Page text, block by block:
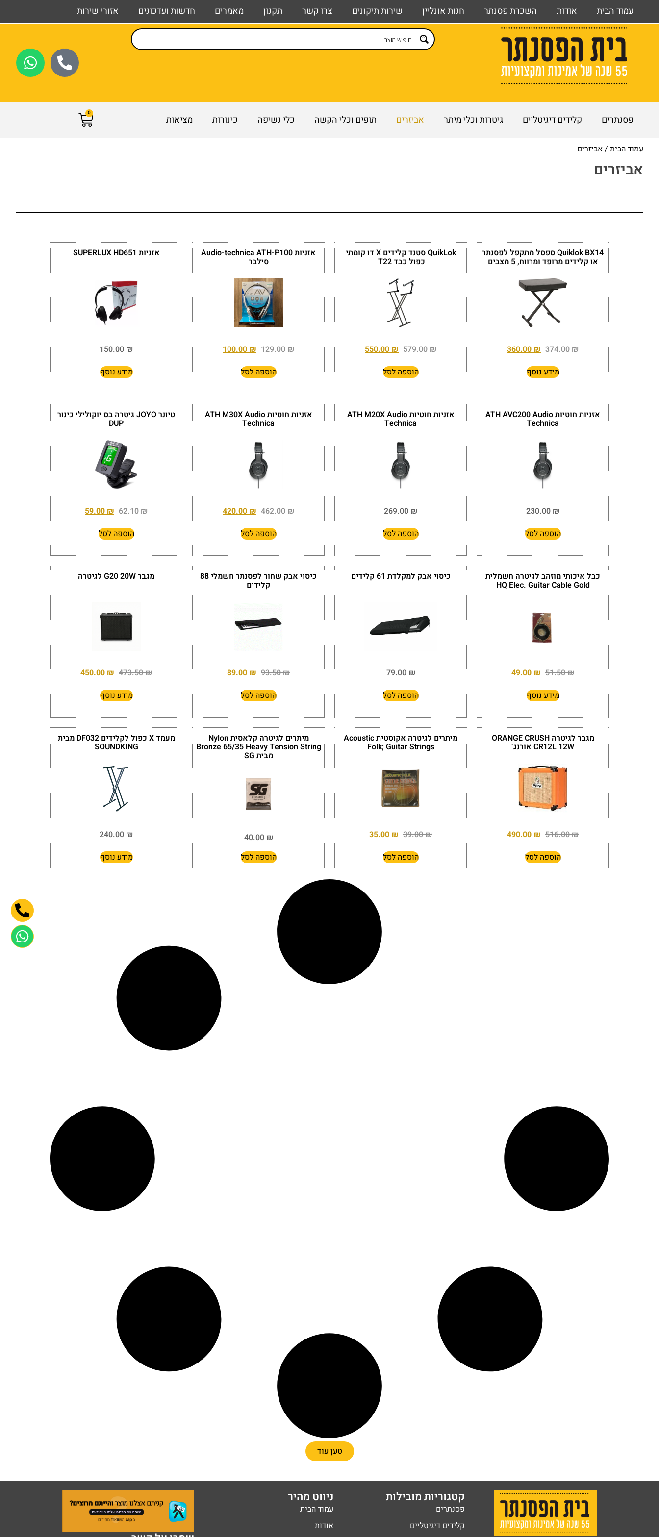
עמוד הבית אודות השכרת פסנתר חנות אונליין שירות תיקונים צרו קשר תקנון מאמרים חדשות ועדכונים אזורי שירות
0
פסנתרים קלידים דיגיטליים גיטרות וכלי מיתר אביזרים תופים וכלי הקשה כלי נשיפה כינורות מציאות
עמוד הבית / אביזרים
אביזרים
Quiklok BX14 ספסל מתקפל לפסנתר
או קלידים מרופד ומרווח, 5 מצבים
374.00₪
360.00₪
מידע נוסף
QuikLok סטנד קלידים X דו קומתי
כפול כבד T22
579.00₪
550.00₪
הוספה לסל
אזניות Audio-technica ATH-P100
סילבר
129.00₪
100.00₪
הוספה לסל
אזניות SUPERLUX HD651
150.00 ₪
מידע נוסף
אזניות חוטיות ATH AVC200 Audio
Technica
230.00 ₪
הוספה לסל
אזניות חוטיות ATH M20X Audio
Technica
269.00 ₪
הוספה לסל
אזניות חוטיות ATH M30X Audio
Technica
462.00₪
420.00₪
הוספה לסל
טיונר JOYO גיטרה בס יוקולילי כינור
DUP
62.10₪
59.00₪
הוספה לסל
כבל איכותי מוזהב לגיטרה חשמלית
HQ Elec. Guitar Cable Gold
51.50₪
49.00₪
מידע נוסף
כיסוי אבק למקלדת 61 קלידים
79.00 ₪
הוספה לסל
כיסוי אבק שחור לפסנתר חשמלי 88
קלידים
93.50₪
89.00₪
הוספה לסל
מגבר G20 20W לגיטרה
473.50₪
450.00₪
מידע נוסף
מגבר לגיטרה ORANGE CRUSH
CR12L 12W אורנג’
516.00₪
490.00₪
הוספה לסל
מיתרים לגיטרה אקוסטית Acoustic
Folk; Guitar Strings
39.00₪
35.00₪
הוספה לסל
מיתרים לגיטרה קלאסית Nylon
Bronze 65/35 Heavy Tension String
מבית SG
40.00 ₪
הוספה לסל
מעמד X כפול לקלידים DF032 מבית
SOUNDKING
240.00 ₪
מידע נוסף
טען עוד
קטגוריות מובילות
פסנתרים
קלידים דיגיטליים
ניווט מהיר
עמוד הבית
אודות